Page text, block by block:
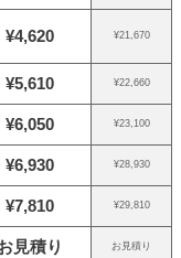
¥4,620 ¥21,670
¥5,610 ¥22,660
¥6,050 ¥23,100
¥6,930 ¥28,930
¥7,810 ¥29,810
見積り お見積り